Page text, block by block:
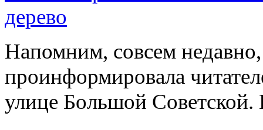
дерево
Напомним, совсем
проинформировала
улице Большой Советской.